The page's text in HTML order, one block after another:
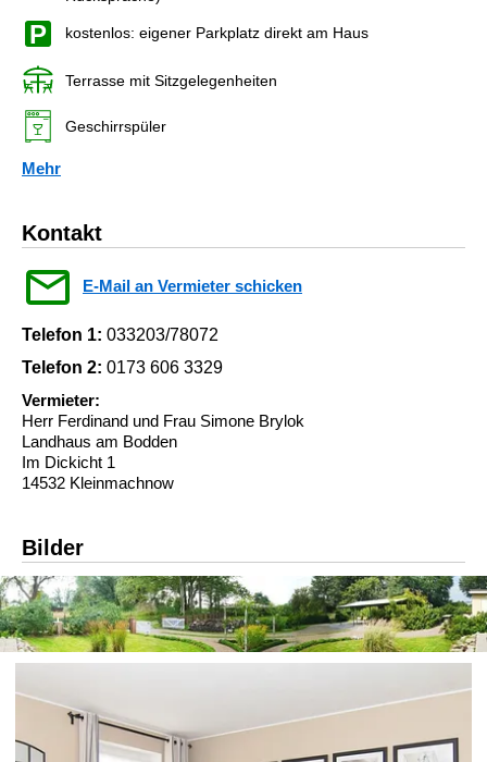
kostenlos: eigener Parkplatz direkt am Haus
Terrasse mit Sitzgelegenheiten
Geschirrspüler
Mehr
Kontakt
E-Mail an Vermieter schicken
Telefon 1: 033203/78072
Telefon 2: 0173 606 3329
Vermieter:
Herr Ferdinand und Frau Simone Brylok
Landhaus am Bodden
Im Dickicht 1
14532 Kleinmachnow
Bilder